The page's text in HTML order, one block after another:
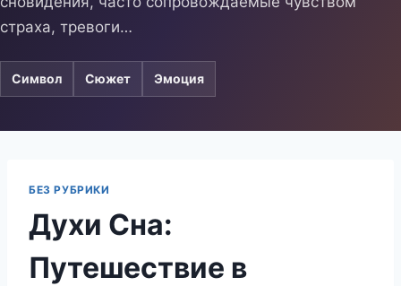
страха, тревоги…
Символ Сюжет Эмоция
БЕЗ РУБРИКИ
Духи Сна:
Путешествие в